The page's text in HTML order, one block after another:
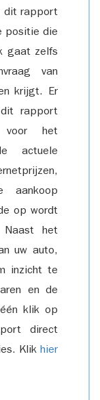
dit rapport
positie die
gaat zelfs
van
krijgt. Er
rapport
het
actuele
aankoop
op wordt
Naast het
uw auto,
inzicht te
en de
klik op
direct
Klik hier